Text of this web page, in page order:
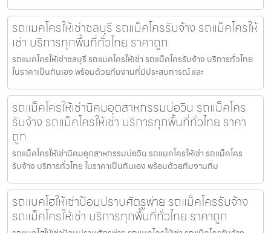
รถแมคโครให้เช่าชลบุรี รถแม็คโครรับจ้าง รถแม็คโครให้
เช่า บริการทุกพื้นที่ทั่วไทย ราคาถูก
รถแมคโครให้เช่าชลบุรี รถแมคโครให้เช่า รถแม็คโครรับจ้าง บริการทั่วไทย
ในราคาเป็นกันเอง พร้อมด้วยทีมงานที่มีประสบการณ์ และ
รถแม็คโครให้เช่านิคมอุตสาหกรรมบ่อวิน รถแม็คโคร
รับจ้าง รถแม็คโครให้เช่า บริการทุกพื้นที่ทั่วไทย ราคา
ถูก
รถแม็คโครให้เช่านิคมอุตสาหกรรมบ่อวิน รถแมคโครให้เช่า รถแม็คโคร
รับจ้าง บริการทั่วไทย ในราคาเป็นกันเอง พร้อมด้วยทีมงานที่ม
รถแบคโฮให้เช่าป้อมปราบศัตรูพ่าย รถแม็คโครรับจ้าง
รถแม็คโครให้เช่า บริการทุกพื้นที่ทั่วไทย ราคาถูก